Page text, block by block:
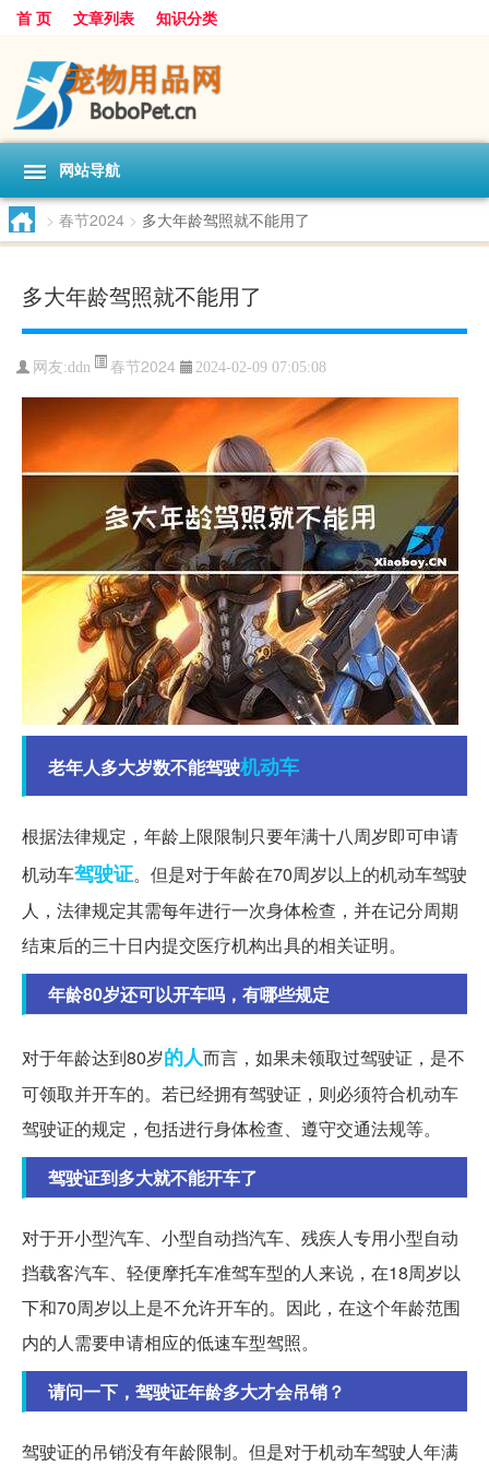
首 页 文章列表 知识分类
网站导航
> 春节2024 > 多大年龄驾照就不能用了
多大年龄驾照就不能用了
网友:ddn 春节2024 2024-02-09 07:05:08
老年人多大岁数不能驾驶机动车
根据法律规定，年龄上限限制只要年满十八周岁即可申请
机动车驾驶证。但是对于年龄在70周岁以上的机动车驾驶
人，法律规定其需每年进行一次身体检查，并在记分周期
结束后的三十日内提交医疗机构出具的相关证明。
年龄80岁还可以开车吗，有哪些规定
对于年龄达到80岁的人而言，如果未领取过驾驶证，是不
可领取并开车的。若已经拥有驾驶证，则必须符合机动车
驾驶证的规定，包括进行身体检查、遵守交通法规等。
驾驶证到多大就不能开车了
对于开小型汽车、小型自动挡汽车、残疾人专用小型自动
挡载客汽车、轻便摩托车准驾车型的人来说，在18周岁以
下和70周岁以上是不允许开车的。因此，在这个年龄范围
内的人需要申请相应的低速车型驾照。
请问一下，驾驶证年龄多大才会吊销？
驾驶证的吊销没有年龄限制。但是对于机动车驾驶人年满